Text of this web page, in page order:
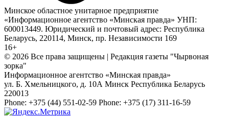
Минское областное унитарное предприятие
«Информационное агентство «Минская правда» УНП:
600013449. Юридический и почтовый адрес: Республика
Беларусь, 220114, Минск, пр. Независимости 169
16+
© 2026 Все права защищены | Редакция газеты "Чырвоная
зорка"
Информационное агентство «Минская правда»
ул. Б. Хмельницкого, д. 10А Минск Республика Беларусь
220013
Phone: +375 (44) 551-02-59 Phone: +375 (17) 311-16-59